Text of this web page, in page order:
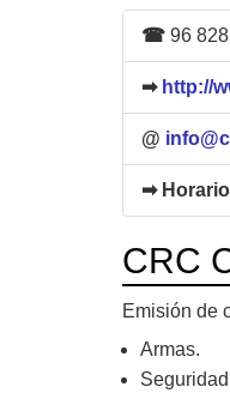
☎ 96
➡ http://
@
➡
CRC
Emisión de
Armas.